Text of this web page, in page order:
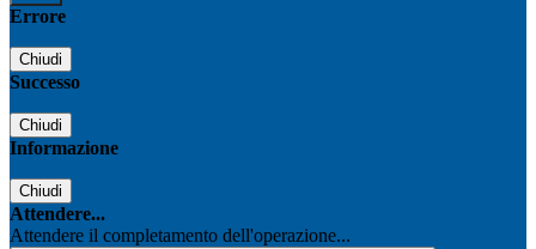
Errore
Chiudi
Successo
Chiudi
Informazione
Chiudi
Attendere...
Attendere il completamento dell'operazione...